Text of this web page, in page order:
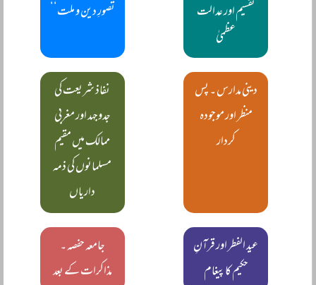
تقسیم اور عدالت
عظمیٰ
تصورِ دین و ملت‘‘
دینی مدارس ۔ پس
منظر اور موجودہ
کردار
نفاذ شریعت کی
جدوجہد اور مغربی
ممالک میں مقیم
مسلمانوں کی ذمہ
داریاں
عید الفطر اور قرآنِ
حکیم کا پیغام
جامعہ حفصہ ۔
مذاکرات کے بعد